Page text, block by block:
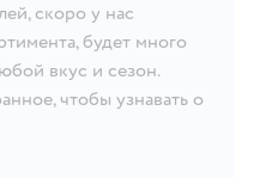
скоро у нас
будет много
вкус и сезон.
чтобы узнавать о